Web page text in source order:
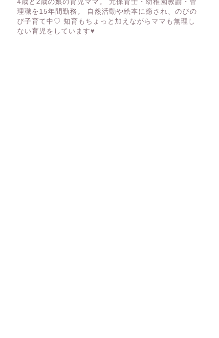
4歳と2歳の娘の育児ママ。 元保育士・幼稚園教諭・管
理職を15年間勤務。 自然活動や絵本に癒され、のびの
び子育て中♡ 知育もちょっと加えながらママも無理し
ない育児をしています♥